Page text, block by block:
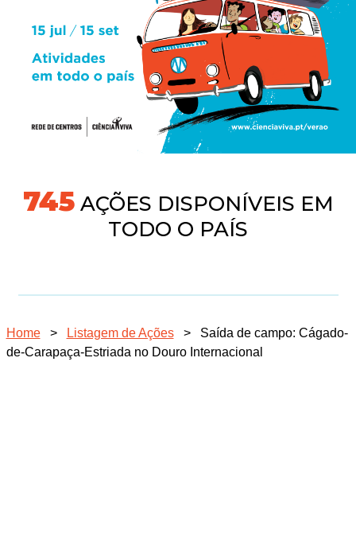
745AÇÕES DISPONÍVEIS EM
TODO O PAÍS
Home > Listagem de Ações >
Saída de campo: Cágado-
de-Carapaça-Estriada no Douro Internacional